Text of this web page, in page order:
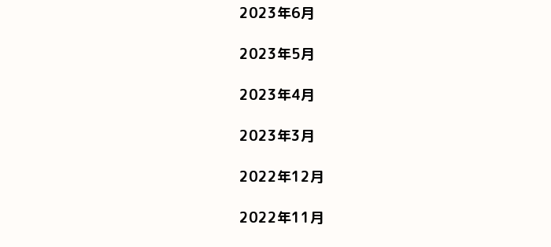
2023年6月
2023年5月
2023年4月
2023年3月
2022年12月
2022年11月